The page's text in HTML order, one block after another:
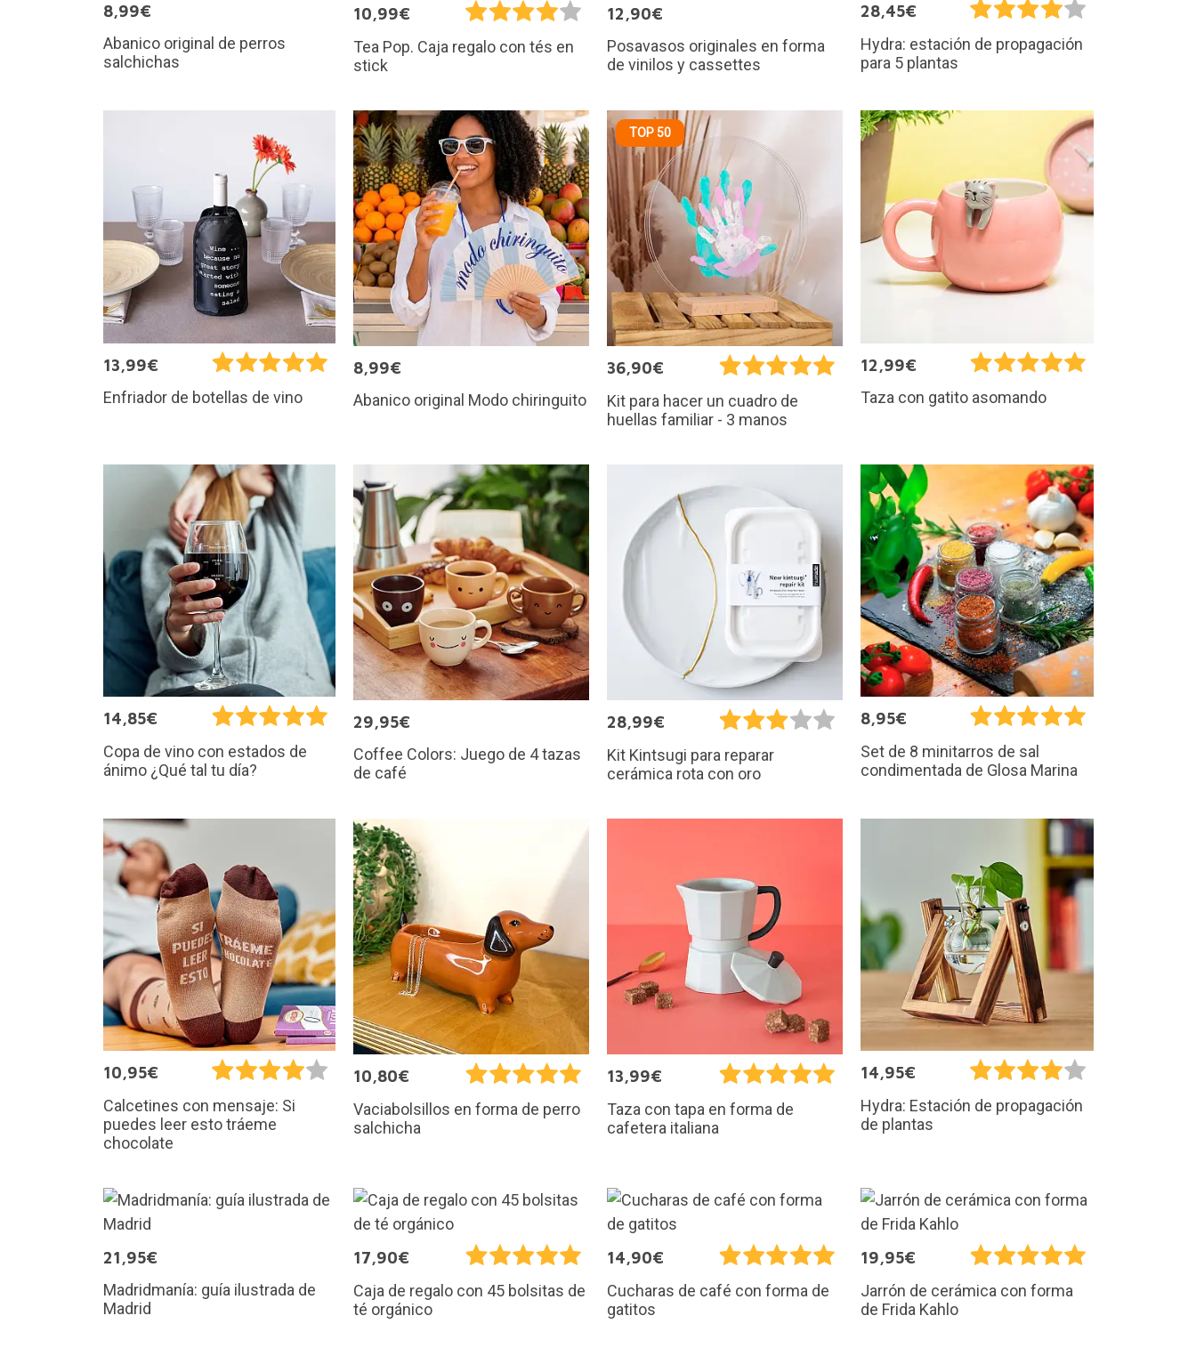
8,99€
Abanico original de perros
salchichas
10,99€
Tea Pop. Caja regalo con tés en
stick
12,90€
Posavasos originales en forma
de vinilos y cassettes
28,45€
Hydra: estación de propagación
para 5 plantas
13,99€
Enfriador de botellas de vino
8,99€
Abanico original Modo chiringuito
TOP 50
36,90€
Kit para hacer un cuadro de
huellas familiar - 3 manos
12,99€
Taza con gatito asomando
14,85€
Copa de vino con estados de
ánimo ¿Qué tal tu día?
29,95€
Coffee Colors: Juego de 4 tazas
de café
28,99€
Kit Kintsugi para reparar
cerámica rota con oro
8,95€
Set de 8 minitarros de sal
condimentada de Glosa Marina
10,95€
Calcetines con mensaje: Si
puedes leer esto tráeme
chocolate
10,80€
Vaciabolsillos en forma de perro
salchicha
13,99€
Taza con tapa en forma de
cafetera italiana
14,95€
Hydra: Estación de propagación
de plantas
21,95€
Madridmanía: guía ilustrada de
Madrid
17,90€
Caja de regalo con 45 bolsitas de
té orgánico
14,90€
Cucharas de café con forma de
gatitos
19,95€
Jarrón de cerámica con forma
de Frida Kahlo